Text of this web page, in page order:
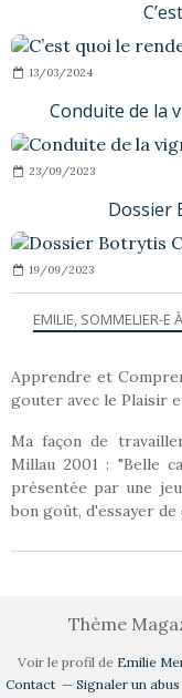
13/03/2024
Conduite de la
23/09/2023
Dossier
19/09/2023
EMILIE, SOMMELIER-E
Apprendre et
gouter avec le Plaisir
Ma façon de
Millau 2001 : "Belle
présentée par une
bon goût, d'essayer
Thème
Voir le profil de Emilie
Contact
Signaler un abus